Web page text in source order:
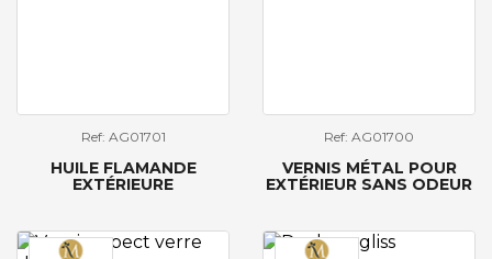
Ref: AG01701
HUILE FLAMANDE
EXTÉRIEURE
Ref: AG01700
VERNIS MÉTAL POUR
EXTÉRIEUR SANS ODEUR